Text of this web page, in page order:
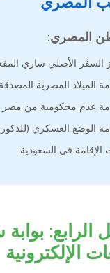
المصري:
السفر الأصلي ساري
الميلاد المصرية المصدقة
عدم محكومية من مصر
الوضع العسكري
الإقامة في السعودية
الرابع:
الإلكترونية